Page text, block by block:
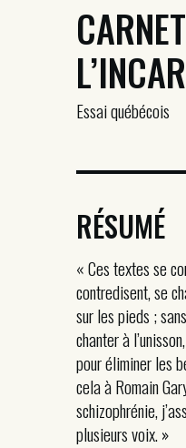
Essai québécois
RÉSUMÉ
« Ces textes se
contredisent, se
sur les pieds ;
chanter à
pour éliminer les
cela à Romain
schizophrénie,
plusieurs voix. »